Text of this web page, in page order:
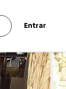
Entrar